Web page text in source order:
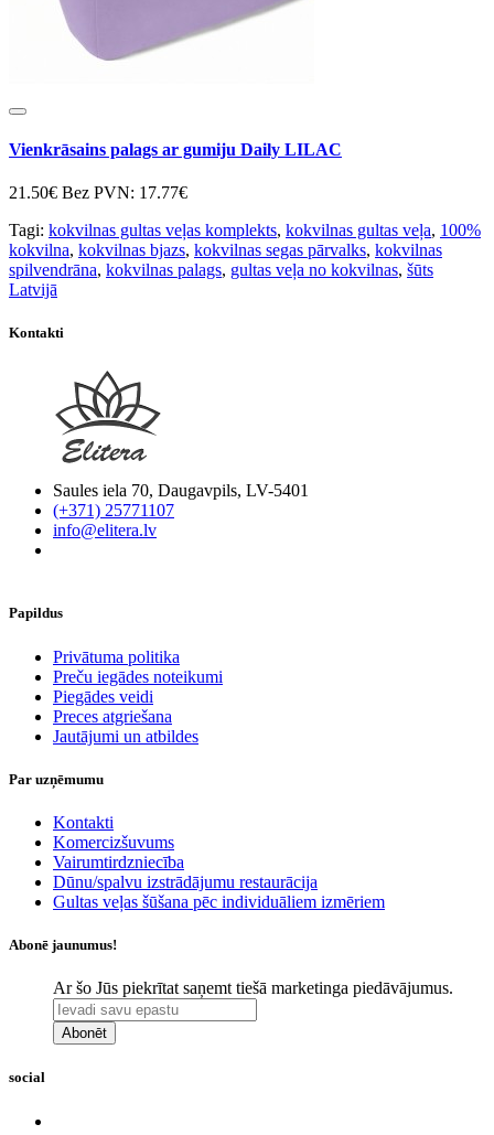
Vienkrāsains palags ar gumiju Daily LILAC
21.50€ Bez PVN: 17.77€
Tagi: kokvilnas gultas veļas komplekts, kokvilnas gultas veļa, 100%
kokvilna, kokvilnas bjazs, kokvilnas segas pārvalks, kokvilnas
spilvendrāna, kokvilnas palags, gultas veļa no kokvilnas, šūts
Latvijā
Kontakti
Saules iela 70, Daugavpils, LV-5401
(+371) 25771107
info@elitera.lv
Papildus
​Privātuma politika
Preču iegādes noteikumi
Piegādes veidi
Preces atgriešana
Jautājumi un atbildes
Par uzņēmumu
Kontakti
Komercizšuvums
Vairumtirdzniecība
Dūnu/spalvu izstrādājumu restaurācija
Gultas veļas šūšana pēc individuāliem izmēriem
Abonē jaunumus!
Ar šo Jūs piekrītat saņemt tiešā marketinga piedāvājumus.
Abonēt
social